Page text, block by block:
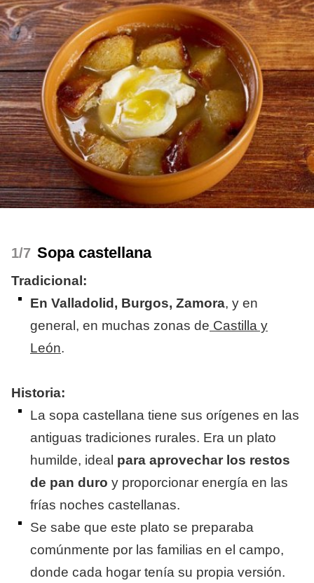
/7 Sopa castellana
Tradicional:
En Valladolid, Burgos, Zamora, y en
general, en muchas zonas de Castilla y
León.
Historia:
La sopa castellana tiene sus orígenes en las
antiguas tradiciones rurales. Era un plato
humilde, ideal para aprovechar los restos
de pan duro y proporcionar energía en las
frías noches castellanas.
Se sabe que este plato se preparaba
comúnmente por las familias en el campo,
donde cada hogar tenía su propia versión.